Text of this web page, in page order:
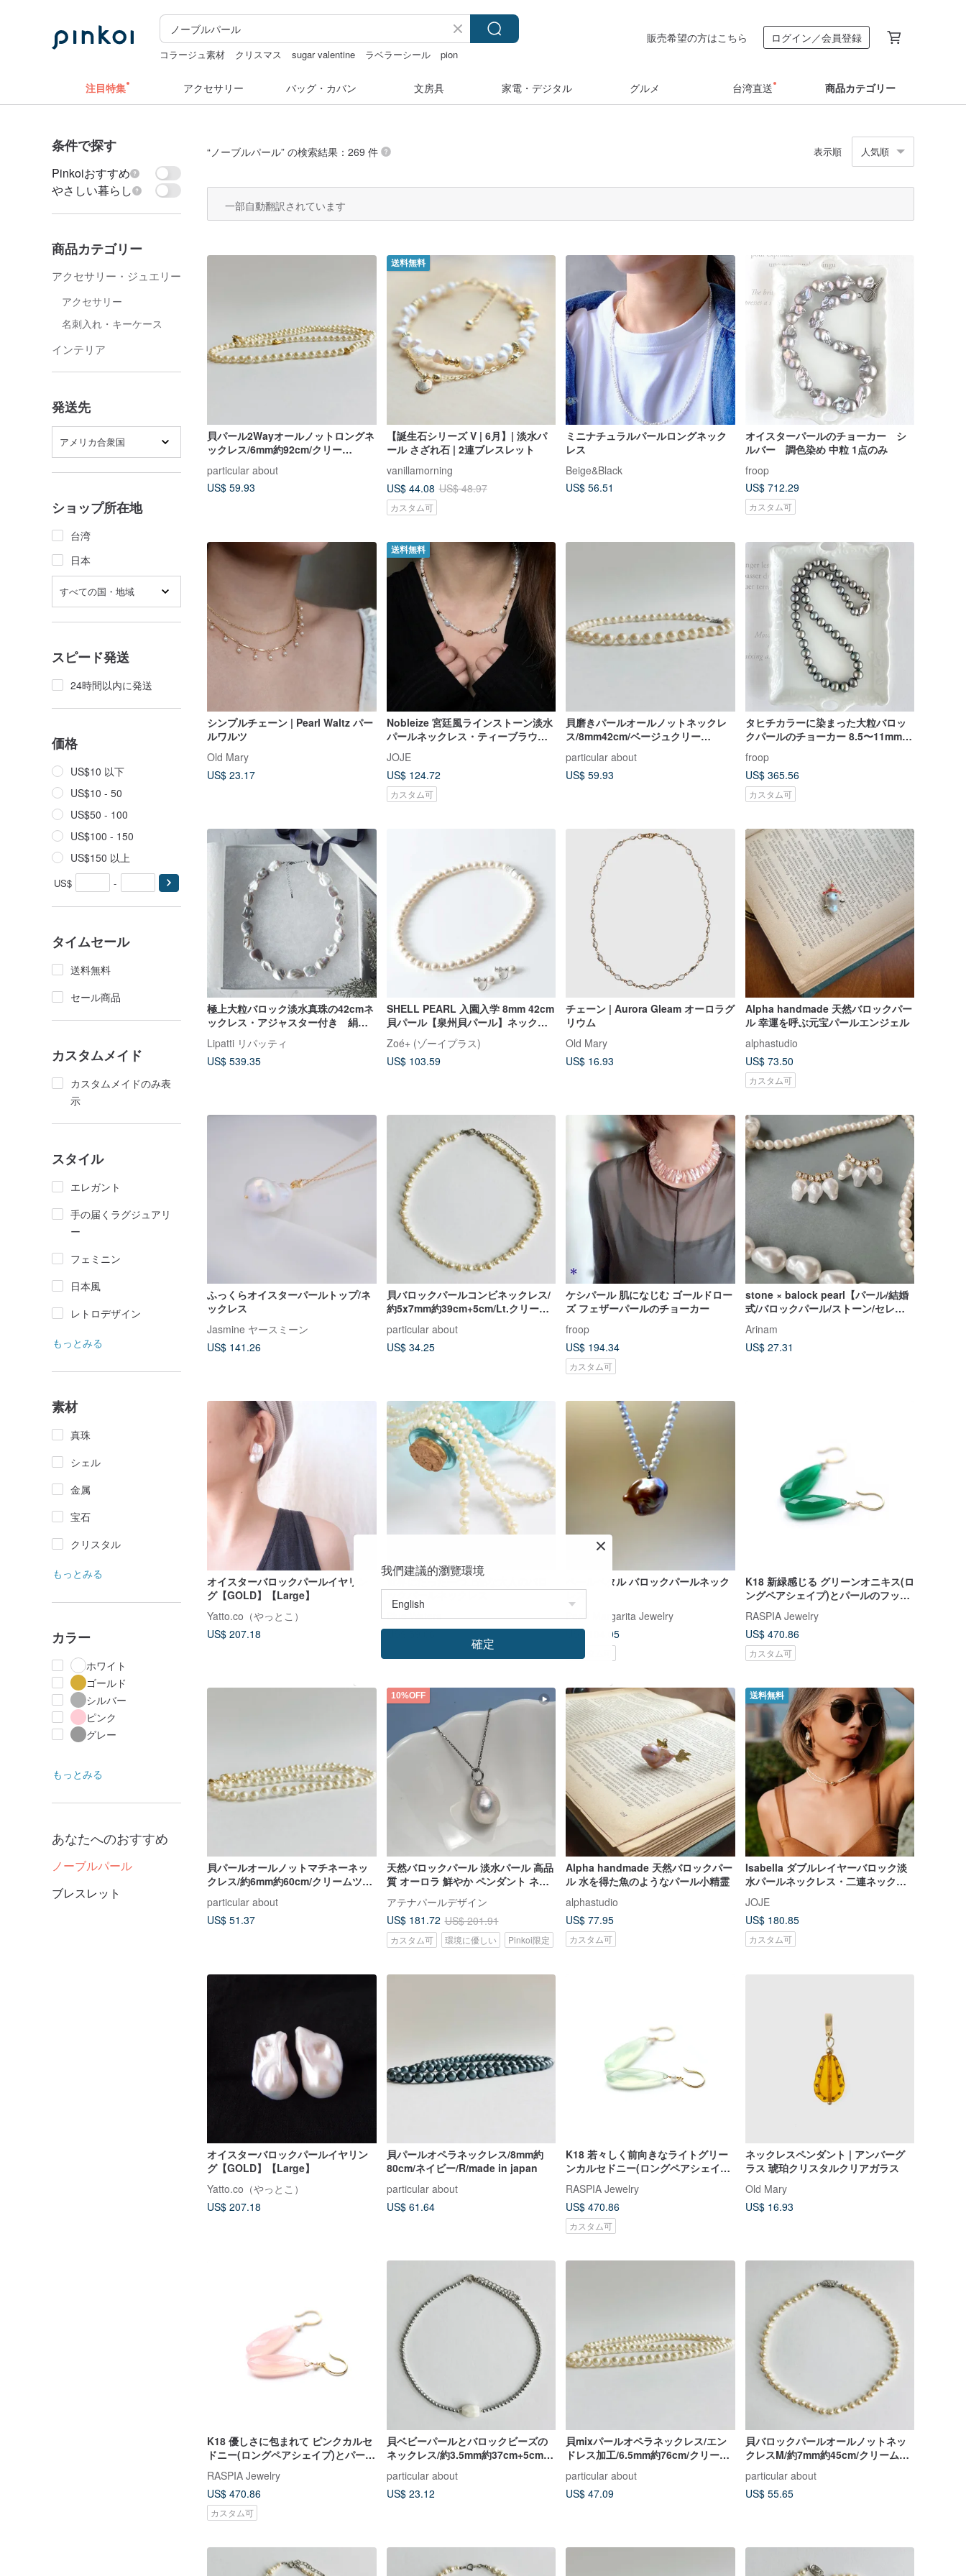
コラージュ素材 クリスマス sugar valentine ラベラーシール
pion
販売希望の方はこちら ログイン／会員登録
注目特集 アクセサリー バッグ・カバン 文房具 家電・デジタル グルメ 台湾直送 商品カテゴリー
条件で探す
Pinkoiおすすめ
やさしい暮らし
商品カテゴリー
アクセサリー・ジュエリー
アクセサリー
名刺入れ・キーケース
インテリア
発送先
アメリカ合衆国
ショップ所在地
台湾
日本
すべての国・地域
スピード発送
24時間以内に発送
価格
US$10 以下
US$10 - 50
US$50 - 100
US$100 - 150
US$150 以上
US$ -
タイムセール
送料無料
セール商品
カスタムメイド
カスタムメイドのみ表
示
スタイル
エレガント
手の届くラグジュアリ
ー
フェミニン
日本風
レトロデザイン
もっとみる
素材
真珠
シェル
金属
宝石
クリスタル
もっとみる
カラー
ホワイト
ゴールド
シルバー
ピンク
グレー
もっとみる
あなたへのおすすめ
ノーブルパール
ブレスレット
“ノーブルパール” の検索結果：269 件 表示順 人気順
一部自動翻訳されています
貝パール2Wayオールノットロングネ
ックレス/6mm約92cm/クリー
particular about
US$ 59.93
送料無料
【誕生石シリーズ V | 6月】| 淡水パ
ール さざれ石 | 2連ブレスレット
vanillamorning
US$ 44.08 US$ 48.97
カスタム可
ミニナチュラルパールロングネック
レス
Beige&Black
US$ 56.51
オイスターパールのチョーカー シ
ルバー 調色染め 中粒 1点のみ
froop
US$ 712.29
カスタム可
シンプルチェーン | Pearl Waltz パー
ルワルツ
Old Mary
US$ 23.17
送料無料
Nobleize 宮廷風ラインストーン淡水
パールネックレス・ティーブラウン/
JOJE
US$ 124.72
カスタム可
貝磨きパールオールノットネックレ
ス/8mm42cm/ベージュクリー
particular about
US$ 59.93
タヒチカラーに染まった大粒バロッ
クパールのチョーカー 8.5〜11mm
froop
US$ 365.56
カスタム可
極上大粒バロック淡水真珠の42cmネ
ックレス・アジャスター付き 絹の
虹Lipatti リパッティ
US$ 539.35
SHELL PEARL 入園入学 8mm 42cm
貝パール【泉州貝パール】ネックレ
ス・イヤリングセット 卒業 卒
園 結婚 冠婚葬祭 定番サイズ ホ
ワイト
Zoé+ (ゾーイプラス)
US$ 103.59
チェーン | Aurora Gleam オーロラグ
リウム
Old Mary
US$ 16.93
Alpha handmade 天然バロックパー
ル 幸運を呼ぶ元宝パールエンジェル
alphastudio
US$ 73.50
カスタム可
ふっくらオイスターパールトップ/ネ
ックレス
Jasmine ヤースミーン
US$ 141.26
貝バロックパールコンビネックレス/
約5x7mm約39cm+5cm/Lt.クリーム
ツートン/R/made in japan
particular about
US$ 34.25
ケシパール 肌になじむ ゴールドロー
ズ フェザーパールのチョーカー
froop
US$ 194.34
カスタム可
stone × balock pearl【パール/結婚
式/バロックパール/ストーン/セレモ
ニー/プレゼント】
Arinam
US$ 27.31
オイスターバロックパールイヤリン
グ【GOLD】【Large】
Yatto.co（やっとこ）
US$ 207.18
世界にたった一つ上品な大人のバロ
ックパールネックレス
Blue Waters
US$ 59.08
ペールペタル バロックパールネック
レス
Pearl Margarita Jewelry
US$ 104.05
K18 新緑感じる グリーンオニキス(ロ
ングペアシェイプ)とパールのフック
RASPIA Jewelry
US$ 470.86
カスタム可
貝パールオールノットマチネーネッ
クレス/約6mm約60cm/クリームツー
トン/G/日本製
particular about
US$ 51.37
10%OFF
天然バロックパール 淡水パール 高品
質 オーロラ 鮮やか ペンダント ネッ
クレス付き
アテナパールデザイン
US$ 181.72 US$ 201.91
カスタム可 環境に優しい Pinkoi限定
Alpha handmade 天然バロックパー
ル 水を得た魚のようなパール小精霊
alphastudio
US$ 77.95
カスタム可
送料無料
Isabella ダブルレイヤーバロック淡
水パールネックレス・二連ネックレ
ス・天然パール
JOJE
US$ 180.85
カスタム可
オイスターバロックパールイヤリン
グ【GOLD】【Large】
Yatto.co（やっとこ）
US$ 207.18
貝パールオペラネックレス/8mm約
80cm/ネイビー/R/made in japan
particular about
US$ 61.64
K18 若々しく前向きなライトグリー
ンカルセドニー(ロングペアシェイプ)
とパールのフックピアス~ESPOIR
NOBLE~
RASPIA Jewelry
US$ 470.86
カスタム可
ネックレスペンダント | アンバーグ
ラス 琥珀クリスタルクリアガラス
Old Mary
US$ 16.93
K18 優しさに包まれて ピンクカルセ
ドニー(ロングペアシェイプ)とパール
RASPIA Jewelry
US$ 470.86
カスタム可
貝ベビーパールとバロックビーズの
ネックレス/約3.5mm約37cm+5cm/
particular about
US$ 23.12
貝mixパールオペラネックレス/エン
ドレス加工/6.5mm約76cm/クリーム
japan
particular about
US$ 47.09
貝バロックパールオールノットネッ
クレスM/約7mm約45cm/クリームツ
particular about
US$ 55.65
我們建議的瀏覽環境
確定